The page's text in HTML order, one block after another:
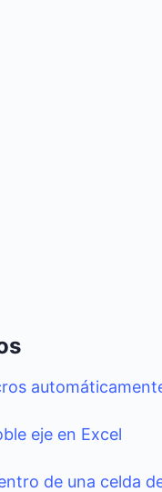
eje en Excel
de una celda